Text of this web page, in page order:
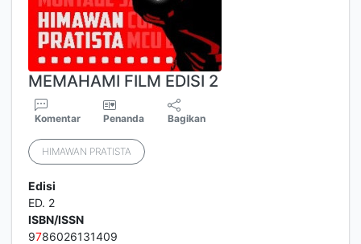
MEMAHAMI FILM EDISI 2
Komentar Penanda Bagikan
HIMAWAN PRATISTA
Edisi
ED. 2
ISBN/ISSN
9786026131409